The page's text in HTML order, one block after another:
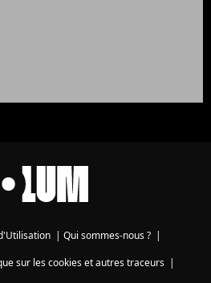
| Qui sommes-nous ? |
sur les cookies et autres traceurs|